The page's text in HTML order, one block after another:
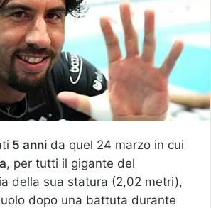
5 anni da quel 24 marzo in cui
, per tutti il gigante del
della sua statura (2,02 metri),
dopo una battuta durante